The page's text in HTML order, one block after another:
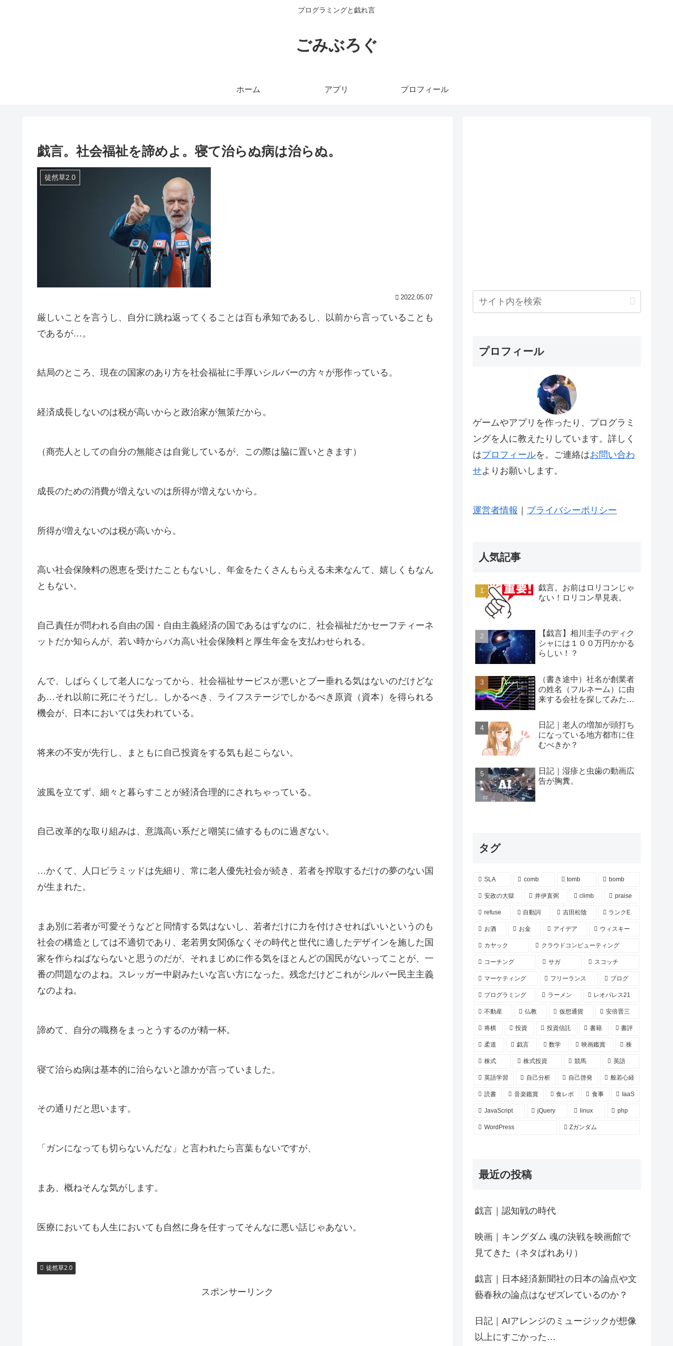
プログラミングと戯れ言
ごみぶろぐ
ホーム アプリ プロフィール
戯言。社会福祉を諦めよ。寝て治らぬ病は治らぬ。
徒然草2.0
2022.05.07
厳しいことを言うし、自分に跳ね返ってくることは百も承知であるし、以前から言っていることも
であるが…。
結局のところ、現在の国家のあり方を社会福祉に手厚いシルバーの方々が形作っている。
経済成長しないのは税が高いからと政治家が無策だから。
（商売人としての自分の無能さは自覚しているが、この際は脇に置いときます）
成長のための消費が増えないのは所得が増えないから。
所得が増えないのは税が高いから。
高い社会保険料の恩恵を受けたこともないし、年金をたくさんもらえる未来なんて、嬉しくもなん
ともない。
自己責任が問われる自由の国・自由主義経済の国であるはずなのに、社会福祉だかセーフティーネ
ットだか知らんが、若い時からバカ高い社会保険料と厚生年金を支払わせられる。
んで、しばらくして老人になってから、社会福祉サービスが悪いとブー垂れる気はないのだけどな
あ…それ以前に死にそうだし。しかるべき、ライフステージでしかるべき原資（資本）を得られる
機会が、日本においては失われている。
将来の不安が先行し、まともに自己投資をする気も起こらない。
波風を立てず、細々と暮らすことが経済合理的にされちゃっている。
自己改革的な取り組みは、意識高い系だと嘲笑に値するものに過ぎない。
…かくて、人口ピラミッドは先細り、常に老人優先社会が続き、若者を搾取するだけの夢のない国
が生まれた。
まあ別に若者が可愛そうなどと同情する気はないし、若者だけに力を付けさせればいいというのも
社会の構造としては不適切であり、老若男女関係なくその時代と世代に適したデザインを施した国
家を作らねばならないと思うのだが、それまじめに作る気をほとんどの国民がないってことが、一
番の問題なのよね。スレッガー中尉みたいな言い方になった。残念だけどこれがシルバー民主主義
なのよね。
諦めて、自分の職務をまっとうするのが精一杯。
寝て治らぬ病は基本的に治らないと誰かが言っていました。
その通りだと思います。
「ガンになっても切らないんだな」と言われたら言葉もないですが、
まあ、概ねそんな気がします。
医療においても人生においても自然に身を任すってそんなに悪い話じゃあない。
徒然草2.0
スポンサーリンク
プロフィール
ゲームやアプリを作ったり、プログラミ
ングを人に教えたりしています。詳しく
はプロフィールを。ご連絡はお問い合わ
せよりお願いします。
運営者情報 プライバシーポリシー
人気記事
戯言。お前はロリコンじゃ
ない！ロリコン早見表。
【戯言】相川圭子のディク
シャには１００万円かかる
らしい！？
（書き途中）社名が創業者
の姓名（フルネーム）に由
来する会社を探してみた…
日記｜老人の増加が頭打ち
になっている地方都市に住
むべきか？
日記｜湿疹と虫歯の動画広
告が胸糞。
タグ
SLA comb tomb bomb
安政の大獄 井伊直弼 climb praise
refuse 自動詞 吉田松陰 ランクE
お酒 お金 アイデア ウィスキー
カヤック クラウドコンピューティング
コーチング サガ スコッチ
マーケティング フリーランス ブログ
プログラミング ラーメン レオパレス21
不動産 仏教 仮想通貨 安倍晋三
将棋 投資 投資信託 書籍 書評
柔道 戯言 数学 映画鑑賞 株
株式 株式投資 競馬 英語
英語学習 自己分析 自己啓発 般若心経
読書 音楽鑑賞 食レポ 食事 IaaS
JavaScript jQuery linux php
WordPress Zガンダム
最近の投稿
戯言｜認知戦の時代
映画｜キングダム 魂の決戦を映画館で
見てきた（ネタばれあり）
戯言｜日本経済新聞社の日本の論点や文
藝春秋の論点はなぜズレているのか？
日記｜AIアレンジのミュージックが想像
以上にすごかった…